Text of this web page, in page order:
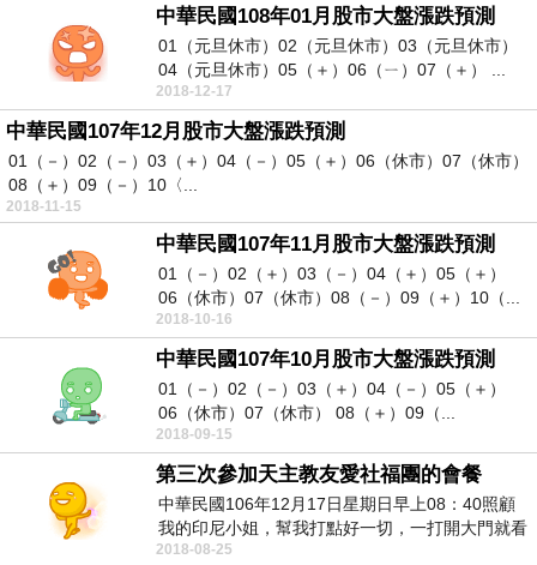
中華民國108年01月股市大盤漲跌預測
01（元旦休市）02（元旦休市）03（元旦休市）
04（元旦休市）05（＋）06（ㄧ）07（＋） ...
2018-12-17
中華民國107年12月股市大盤漲跌預測
01（－）02（－）03（＋）04（－）05（＋）06（休市）07（休市）
08（＋）09（－）10〈...
2018-11-15
中華民國107年11月股市大盤漲跌預測
01（－）02（＋）03（－）04（＋）05（＋）
06（休市）07（休市）08（－）09（＋）10（...
2018-10-16
中華民國107年10月股市大盤漲跌預測
01（－）02（－）03（＋）04（－）05（＋）
06（休市）07（休市） 08（＋）09（...
2018-09-15
第三次參加天主教友愛社福團的會餐
中華民國106年12月17日星期日早上08：40照顧
我的印尼小姐，幫我打點好一切，一打開大門就看
到空...
2018-08-25